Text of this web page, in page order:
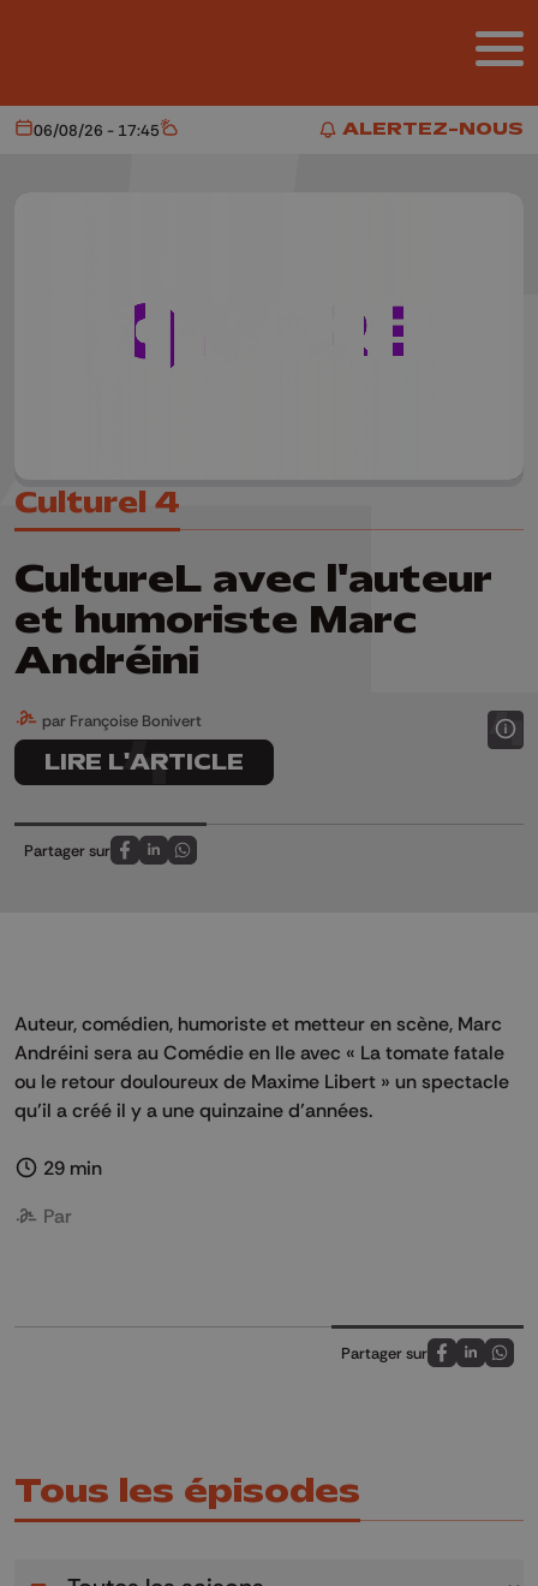
ALERTEZ-NOUS
ALERTEZ-NOUS
Aujourd'hui
06/08/26 - 17:45 Météo
Culturel 4
CultureL avec l'auteur
et humoriste Marc
Andréini
par Françoise Bonivert
LIRE L'ARTICLE
Partager sur
Partagez sur FaceBook
Partagez sur LinkedIn
Partagez sur Whatsapp
Auteur, comédien, humoriste et metteur en scène, Marc
Andréini sera au Comédie en Ile avec « La tomate fatale
ou le retour douloureux de Maxime Libert » un spectacle
qu’il a créé il y a une quinzaine d’années.
29 min
Par
Partager sur
Partagez sur
Partagez
Tous les épisodes